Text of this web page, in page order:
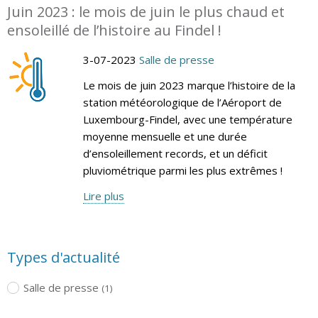
Juin 2023 : le mois de juin le plus chaud et
ensoleillé de l’histoire au Findel !
3-07-2023 Salle de presse
Le mois de juin 2023 marque l’histoire de la
station météorologique de l’Aéroport de
Luxembourg-Findel, avec une température
moyenne mensuelle et une durée
d’ensoleillement records, et un déficit
pluviométrique parmi les plus extrêmes !
Lire plus
Types d'actualité
Salle de presse (1)